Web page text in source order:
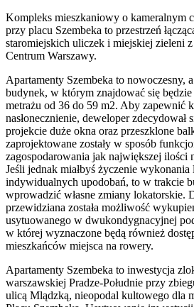
Kompleks mieszkaniowy o kameralnym
przy placu Szembeka to przestrzeń
staromiejskich uliczek i miejskiej zieleni
Centrum Warszawy.
Apartamenty Szembeka to nowoczesny,
budynek, w którym znajdować się
metrażu od 36 do 59 m2. Aby zapewnić
nasłonecznienie, deweloper
projekcie duże okna oraz przeszklone
zaprojektowane zostały w sposób
zagospodarowania jak największej ilości
Jeśli jednak miałbyś życzenie
indywidualnych upodobań, to w trakcie
wprowadzić własne zmiany lokatorskie.
przewidziana została możliwość
usytuowanego w dwukondygnacyjnej
w której wyznaczone będą również
mieszkańców miejsca na rowery.
Apartamenty Szembeka to inwestycja
warszawskiej Pradze-Południe przy
ulicą Mlądzką, nieopodal kultowego dla